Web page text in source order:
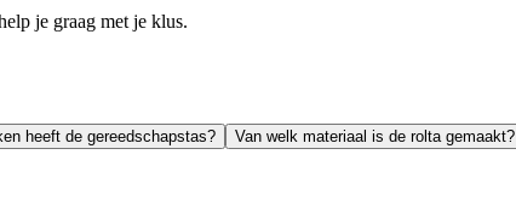
je graag met je klus.
heeft de gereedschapstas? Van welk materiaal is de rolta gemaakt?